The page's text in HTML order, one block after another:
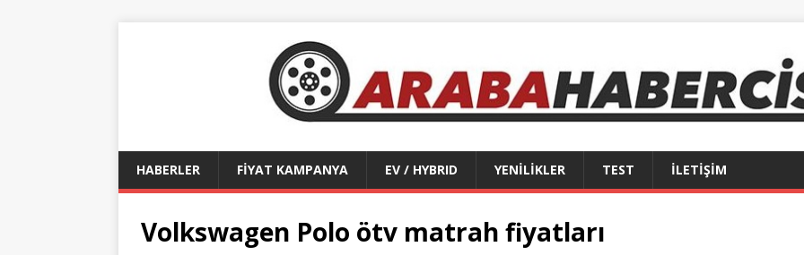
HABERLER FİYAT KAMPANYA EV / HYBRID YENİLİKLER TEST İLETİŞİM
Volkswagen Polo ötv matrah fiyatları